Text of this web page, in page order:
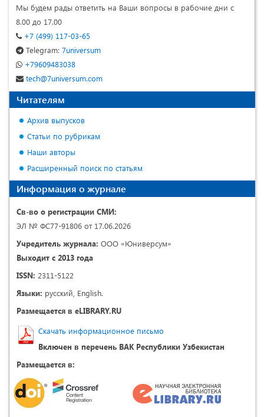
Мы будем рады ответить на Ваши вопросы в рабочие дни с
8.00 до 17.00
+7 (499) 117-03-65
Telegram: 7universum
+79609483038
tech@7universum.com
Читателям
Архив выпусков
Статьи по рубрикам
Наши авторы
Расширенный поиск по статьям
Информация о журнале
Св-во о регистрации СМИ:
ЭЛ № ФС77-91806 от 17.06.2026
Учредитель журнала: ООО «Юниверсум»
Выходит с 2013 года
ISSN: 2311-5122
Языки: русский, English.
Размещается в eLIBRARY.RU
Скачать информационное письмо
Включен в перечень ВАК Республики Узбекистан
Размещается в: